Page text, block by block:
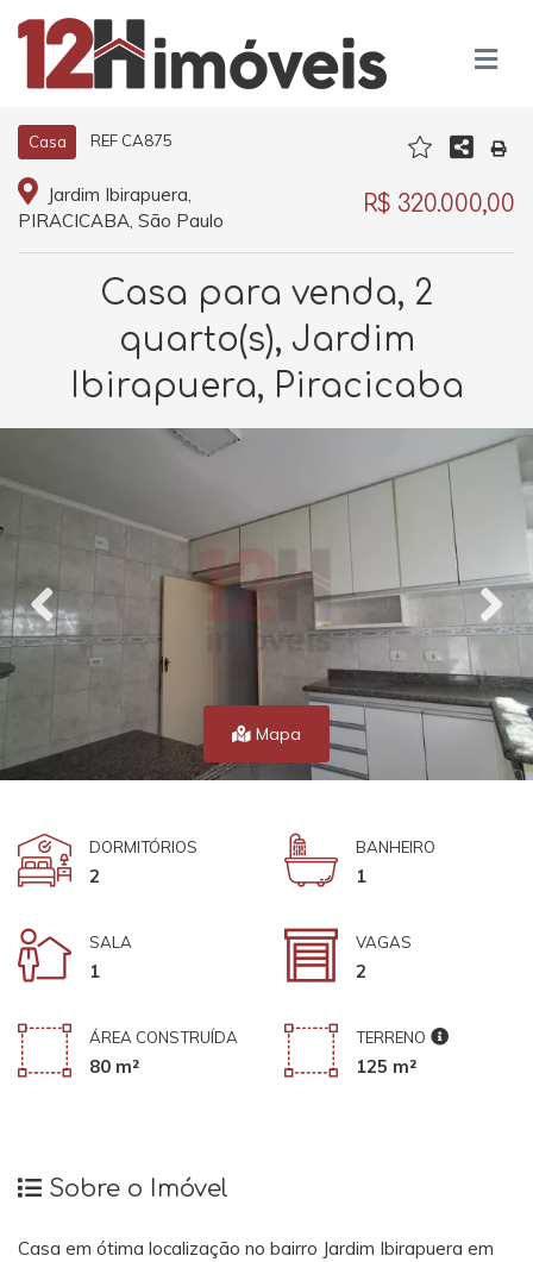
Casa REF CA875
Jardim Ibirapuera,
PIRACICABA, São Paulo
R$ 320.000,00
Casa para venda, 2
quarto(s), Jardim
Ibirapuera, Piracicaba
Mapa
DORMITÓRIOS
2
BANHEIRO
1
SALA
1
VAGAS
2
ÁREA CONSTRUÍDA
80 m²
TERRENO
125 m²
Sobre o Imóvel
Casa em ótima localização no bairro Jardim Ibirapuera em